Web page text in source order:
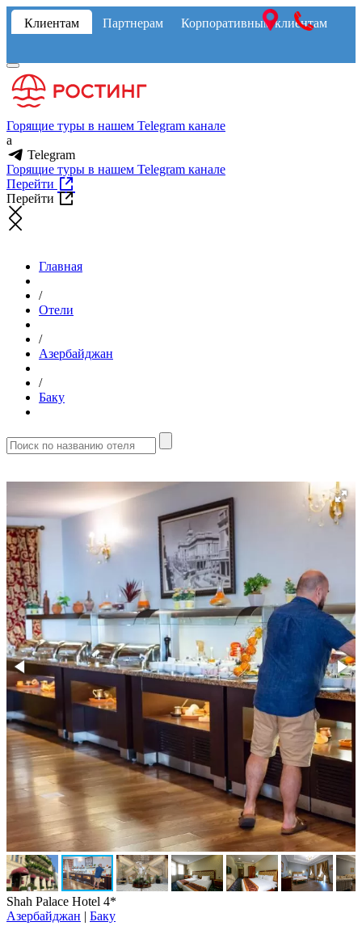
Клиентам Партнерам Корпоративным клиентам
Горящие туры в нашем Telegram канале
a
Telegram
Горящие туры в нашем Telegram канале
Перейти
Перейти
Главная
/
Отели
/
Азербайджан
/
Баку
Shah Palace Hotel 4*
Азербайджан | Баку